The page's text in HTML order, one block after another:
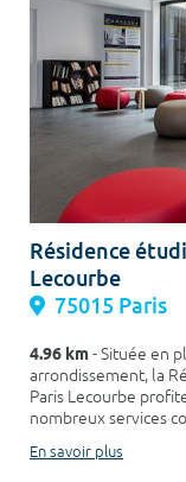
Résidence
Lecourbe
75015 Paris
4.96 km- Située en
arrondissement, la
Paris Lecourbe
nombreux services
En savoir plus